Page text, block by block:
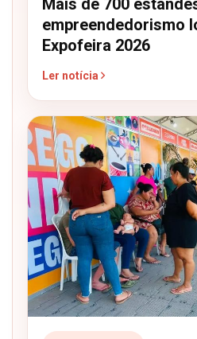
Mais de 700
empreendedorismo
Expofeira 2026
Ler notícia